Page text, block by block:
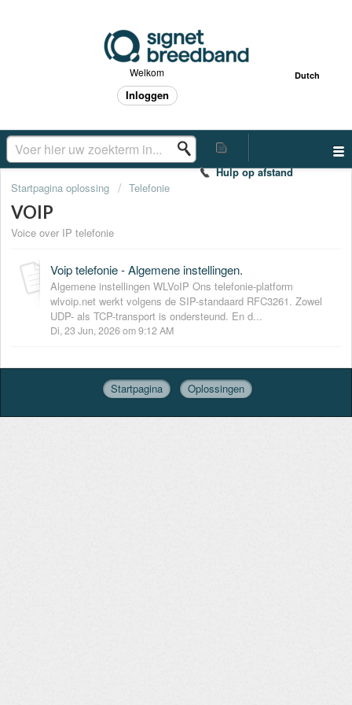
Dutch
Welkom
Inloggen
Hulp op afstand
Startpagina oplossing
Telefonie
VOIP
Voice over IP telefonie
Voip telefonie - Algemene instellingen.
Algemene instellingen WLVoIP Ons telefonie-platform
wlvoip.net werkt volgens de SIP-standaard RFC3261. Zowel
UDP- als TCP-transport is ondersteund. En d...
Di, 23 Jun, 2026 om 9:12 AM
Startpagina Oplossingen